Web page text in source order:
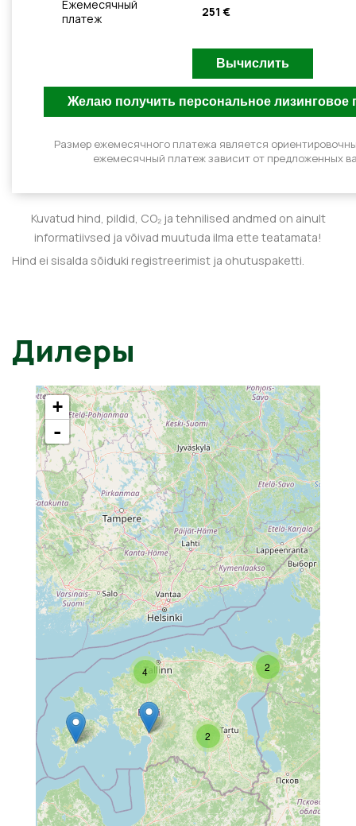
Ежемесячный
платеж
251 €
Размер ежемесячного платежа является
ежемесячный платеж зависит от предложенных
Kuvatud hind, pildid, CO₂ ja tehnilised andmed on ainult
informatiivsed ja võivad muutuda ilma ette teatamata!
Hind ei sisalda sõiduki registreerimist ja ohutuspaketti.
Дилеры
2
2
4
+
-